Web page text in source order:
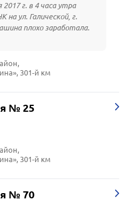
г. в 4 часа утра
на ул. Галической, г.
плохо заработала.
301-й км
№ 25
301-й км
№ 70